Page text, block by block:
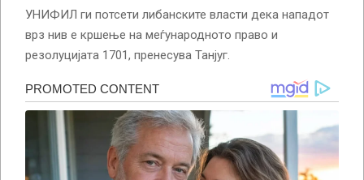
УНИФИЛ ги потсети либанските власти дека нападот
врз нив е кршење на меѓународното право и
резолуцијата 1701, пренесува Танјуг.